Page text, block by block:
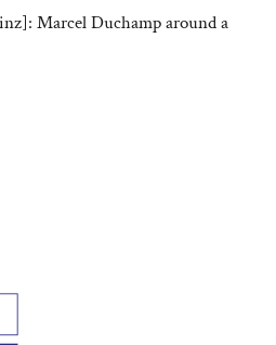
Marcel Duchamp around a